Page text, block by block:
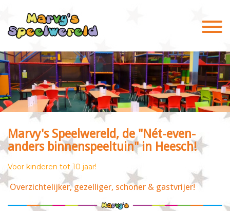
Marvy's Speelwereld, de "Nét-even-
anders binnenspeeltuin" in Heesch!
Voor kinderen tot 10 jaar!
Overzichtelijker, gezelliger, schoner & gastvrijer!